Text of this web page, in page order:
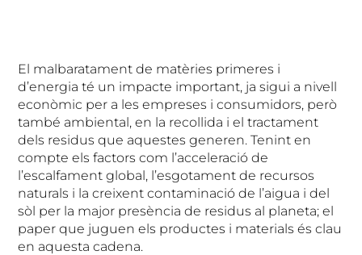
El malbaratament de matèries primeres i
d’energia té un impacte important, ja sigui a nivell
econòmic per a les empreses i consumidors, però
també ambiental, en la recollida i el tractament
dels residus que aquestes generen. Tenint en
compte els factors com l’acceleració de
l’escalfament global, l’esgotament de recursos
naturals i la creixent contaminació de l’aigua i del
sòl per la major presència de residus al planeta; el
paper que juguen els productes i materials és clau
en aquesta cadena.